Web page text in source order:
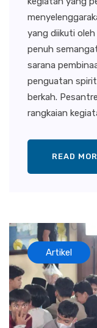
yang diikuti
penuh
sarana
penguatan
berkah.
rangkaian
READ
Artikel